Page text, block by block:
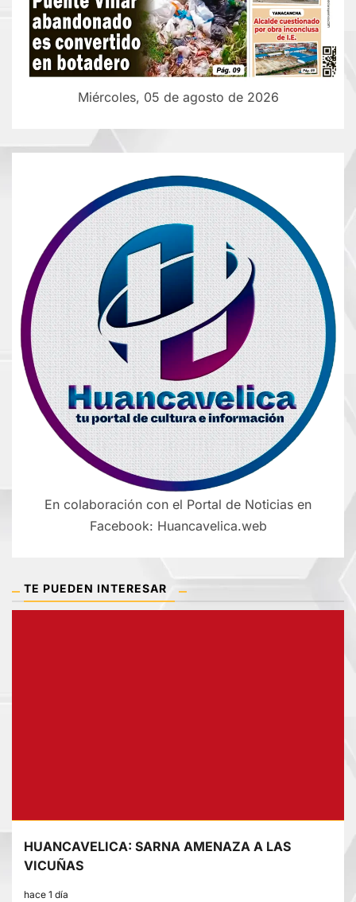
Miércoles, 05 de agosto de 2026
En colaboración con el Portal de Noticias en
Facebook: Huancavelica.web
TE PUEDEN INTERESAR
HUANCAVELICA: SARNA AMENAZA A LAS
VICUÑAS
hace 1 día